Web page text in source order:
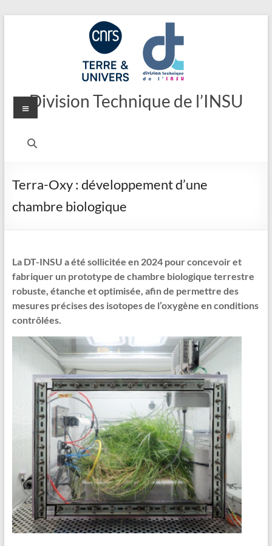
Division Technique de l’INSU
Menu
Terra-Oxy : développement d’une
chambre biologique
La DT-INSU a été sollicitée en 2024 pour concevoir et
fabriquer un prototype de chambre biologique terrestre
robuste, étanche et optimisée, afin de permettre des
mesures précises des isotopes de l’oxygène en conditions
contrôlées.